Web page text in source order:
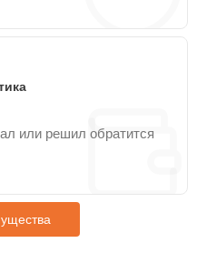
или решил обратится